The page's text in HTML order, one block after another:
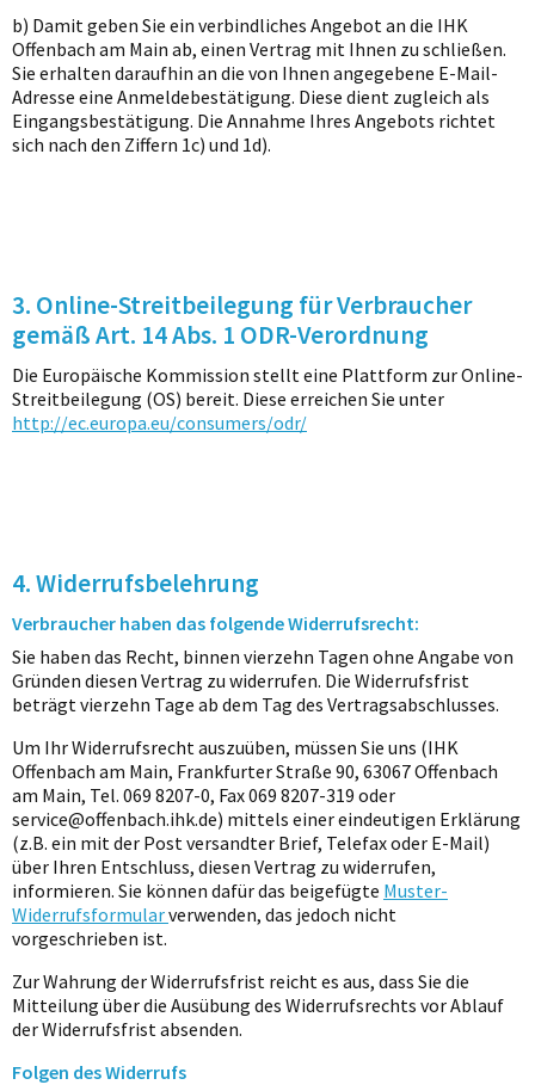
b) Damit geben Sie ein verbindliches Angebot an die IHK
Offenbach am Main ab, einen Vertrag mit Ihnen zu schließen.
Sie erhalten daraufhin an die von Ihnen angegebene E-Mail-
Adresse eine Anmeldebestätigung. Diese dient zugleich als
Eingangsbestätigung. Die Annahme Ihres Angebots richtet
sich nach den Ziffern 1c) und 1d).
3. Online-Streitbeilegung für Verbraucher
gemäß Art. 14 Abs. 1 ODR-Verordnung
Die Europäische Kommission stellt eine Plattform zur Online-
Streitbeilegung (OS) bereit. Diese erreichen Sie unter
http://ec.europa.eu/consumers/odr/
4. Widerrufsbelehrung
Verbraucher haben das folgende Widerrufsrecht:
Sie haben das Recht, binnen vierzehn Tagen ohne Angabe von
Gründen diesen Vertrag zu widerrufen. Die Widerrufsfrist
beträgt vierzehn Tage ab dem Tag des Vertragsabschlusses.
Um Ihr Widerrufsrecht auszuüben, müssen Sie uns (IHK
Offenbach am Main, Frankfurter Straße 90, 63067 Offenbach
am Main, Tel. 069 8207-0, Fax 069 8207-319 oder
service@offenbach.ihk.de) mittels einer eindeutigen Erklärung
(z.B. ein mit der Post versandter Brief, Telefax oder E-Mail)
über Ihren Entschluss, diesen Vertrag zu widerrufen,
informieren. Sie können dafür das beigefügte Muster-
Widerrufsformularverwenden, das jedoch nicht
vorgeschrieben ist.
Zur Wahrung der Widerrufsfrist reicht es aus, dass Sie die
Mitteilung über die Ausübung des Widerrufsrechts vor Ablauf
der Widerrufsfrist absenden.
Folgen des Widerrufs